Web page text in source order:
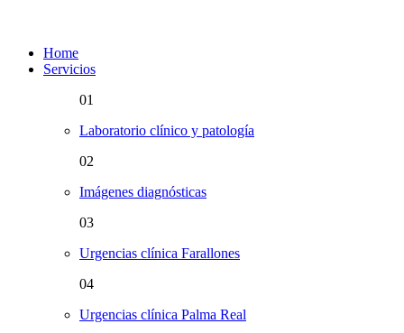
Home
Servicios
01
Laboratorio clínico y patología
02
Imágenes diagnósticas
03
Urgencias clínica Farallones
04
Urgencias clínica Palma Real